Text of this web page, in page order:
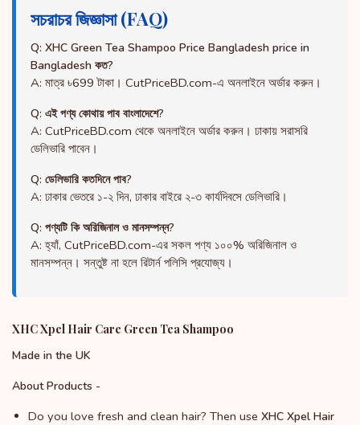
সচরাচর জিজ্ঞাসা (FAQ)
Q: XHC Green Tea Shampoo Price Bangladesh price in
Bangladesh কত?
A: মাত্র ৳699 টাকা। CutPriceBD.com-এ অনলাইনে অর্ডার করুন।
Q: এই পণ্য কোথায় পাব বাংলাদেশে?
A: CutPriceBD.com থেকে অনলাইনে অর্ডার করুন। ঢাকায় সরাসরি
ডেলিভারি পাবেন।
Q: ডেলিভারি কতদিনে পাব?
A: ঢাকার ভেতরে ১-২ দিন, ঢাকার বাইরে ২-৩ কার্যদিবসে ডেলিভারি।
Q: পণ্যটি কি অরিজিনাল ও মানসম্পন্ন?
A: হ্যাঁ, CutPriceBD.com-এর সকল পণ্য ১০০% অরিজিনাল ও
মানসম্পন্ন। সন্তুষ্ট না হলে রিটার্ন পলিসি প্রযোজ্য।
XHC Xpel Hair Care Green Tea Shampoo
Made in the UK
About Products -
Do you love fresh and clean hair? Then use XHC Xpel Hair